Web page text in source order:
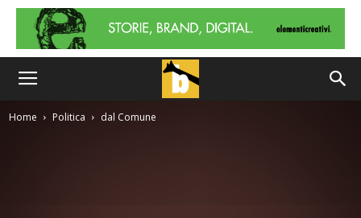
Home Politica dal Comune